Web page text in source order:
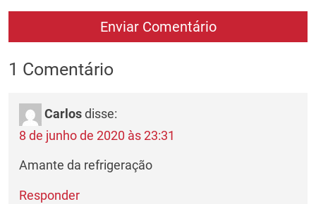
1 Comentário
Carlosdisse:
8 de junho de 2020 às 23:31
Amante da refrigeração
Responder